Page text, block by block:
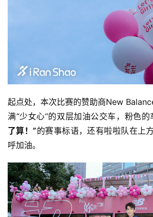
起点处，本次比赛的赞助商New
满“少女心”的双层加油公交车，粉色的
了算！”的赛事标语，还有啦啦队在上
呼加油。